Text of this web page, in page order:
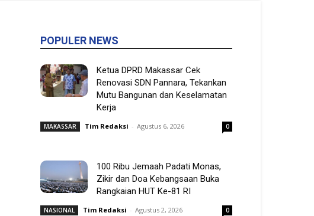
POPULER NEWS
Ketua DPRD Makassar Cek
Renovasi SDN Pannara, Tekankan
Mutu Bangunan dan Keselamatan
Kerja
MAKASSAR Tim Redaksi - Agustus 6, 2026 0
100 Ribu Jemaah Padati Monas,
Zikir dan Doa Kebangsaan Buka
Rangkaian HUT Ke-81 RI
NASIONAL Tim Redaksi - Agustus 2, 2026 0